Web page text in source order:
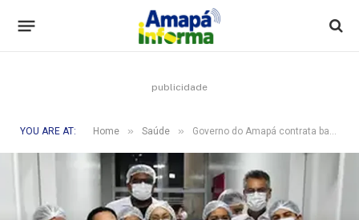
publicidade
YOU ARE AT: Home » Saúde » Governo do Amapá contrata banca para novo concurso da Saúde com mais de 1,8 mil vagas